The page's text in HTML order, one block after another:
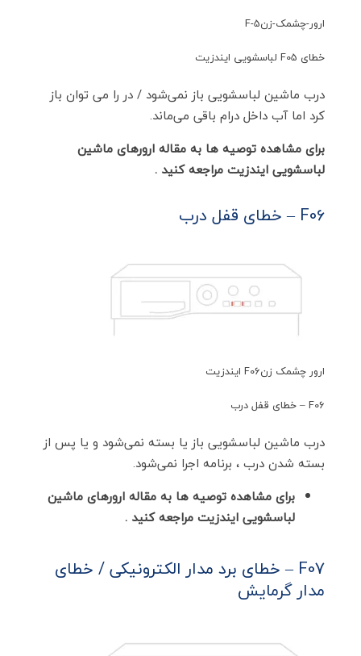
ارور-چشمک-زنF-5
خطای F05 لباسشویی ایندزیت
درب ماشین لباسشویی باز نمی‌شود / در را می توان باز
کرد اما آب داخل درام باقی می‌ماند.
برای مشاهده توصیه ها به مقاله ارورهای ماشین
لباسشویی ایندزیت مراجعه کنید .
F06 – خطای قفل درب
ارور چشمک زنF06 ایندزیت
F06 – خطای قفل درب
درب ماشین لباسشویی باز یا بسته نمی‌شود و یا پس از
بسته شدن درب ، برنامه اجرا نمی‌شود.
برای مشاهده توصیه ها به مقاله ارورهای ماشین
لباسشویی ایندزیت مراجعه کنید .
F07 – خطای برد مدار الکترونیکی / خطای
مدار گرمایش